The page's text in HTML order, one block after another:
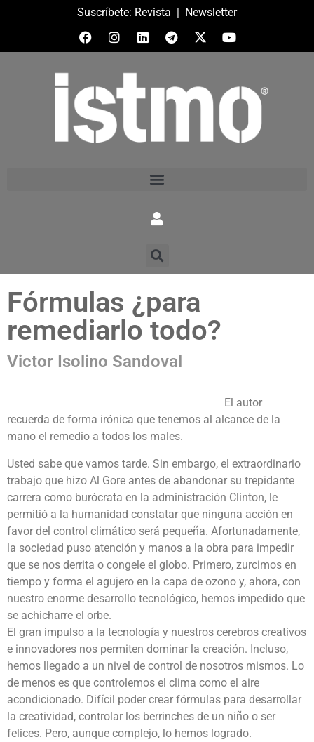
Suscríbete: Revista | Newsletter
Fórmulas ¿para
remediarlo todo?
Victor Isolino Sandoval
El autor
recuerda de forma irónica que tenemos al alcance de la
mano el remedio a todos los males.
Usted sabe que vamos tarde. Sin embargo, el extraordinario
trabajo que hizo Al Gore antes de abandonar su trepidante
carrera como burócrata en la administración Clinton, le
permitió a la humanidad constatar que ninguna acción en
favor del control climático será pequeña. Afortunadamente,
la sociedad puso atención y manos a la obra para impedir
que se nos derrita o congele el globo. Primero, zurcimos en
tiempo y forma el agujero en la capa de ozono y, ahora, con
nuestro enorme desarrollo tecnológico, hemos impedido que
se achicharre el orbe.
El gran impulso a la tecnología y nuestros cerebros creativos
e innovadores nos permiten dominar la creación. Incluso,
hemos llegado a un nivel de control de nosotros mismos. Lo
de menos es que controlemos el clima como el aire
acondicionado. Difícil poder crear fórmulas para desarrollar
la creatividad, controlar los berrinches de un niño o ser
felices. Pero, aunque complejo, lo hemos logrado.